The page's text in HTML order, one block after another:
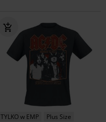
TYLKO w EMP
Plus Size